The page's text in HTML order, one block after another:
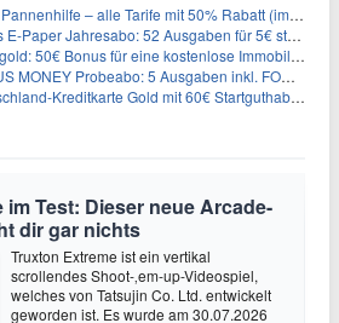
– alle Tarife mit 50% Rabatt (im ersten Jahr)
Jahresabo: 52 Ausgaben für 5€ statt 207,48€ – per Formular kündbar!
50€ Bonus für eine kostenlose Immobilienbewertung
Probeabo: 5 Ausgaben inkl. FOCUS+ Zugang für 5€
Kreditkarte Gold mit 60€ Startguthaben (45€ Gewinn)
Test: Dieser neue Arcade-
dir gar nichts
Truxton Extreme ist ein vertikal
scrollendes Shoot-‚em-up-Videospiel,
welches von Tatsujin Co. Ltd. entwickelt
geworden ist. Es wurde am 30.07.2026